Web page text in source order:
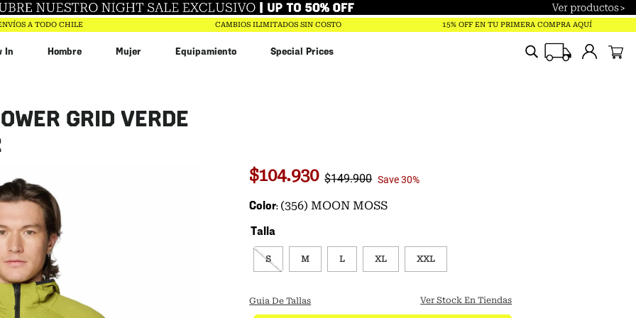
A TODO CHILE CAMBIOS ILIMITADOS SIN COSTO 15% OFF EN TU PRIMERA COMPRA AQUÍ
In Hombre Mujer Equipamiento Special Prices
GRID VERDE
$104.930 $149.900 Save30%
Color (356) MOON MOSS
Talla
S M L XL XXL
Guia De Tallas Ver Stock En Tiendas
Términos más buscados